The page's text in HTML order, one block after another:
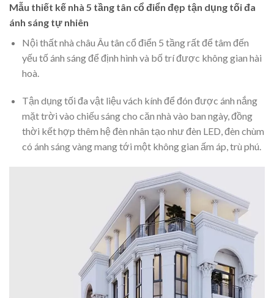
Mẫu thiết kế nhà 5 tầng tân cổ điển đẹp tận dụng tối đa
ánh sáng tự nhiên
Nội thất nhà châu Âu tân cổ điển 5 tầngrất để tâm đến
yếu tố ánh sáng để định hình và bố trí được không gian hài
hoà.
Tận dụng tối đa vật liệu vách kính để đón được ánh nắng
mặt trời vào chiếu sáng cho căn nhà vào ban ngày, đồng
thời kết hợp thêm hệ đèn nhân tạo như đèn LED, đèn chùm
có ánh sáng vàng mang tới một không gian ấm áp, trù phú.